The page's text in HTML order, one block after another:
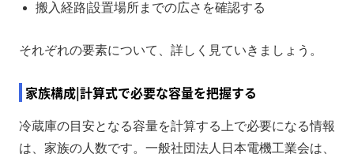
搬入経路|設置場所までの広さを確認する
それぞれの要素について、詳しく見ていきましょう。
家族構成|計算式で必要な容量を把握する
冷蔵庫の目安となる容量を計算する上で必要になる情報
は、家族の人数です。一般社団法人日本電機工業会は、